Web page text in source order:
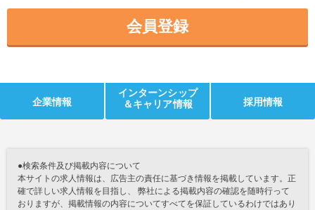
会員登録
企業情報
インターンシップ
＆キャリア情報
採用情報
●検索条件及び掲載内容について
本サイトの求人情報は、広告主の責任に基づき情報を掲載しています。正
確で詳しい求人情報を目指し、 弊社による掲載内容の確認を随時行って
おりますが、掲載情報の内容についてすべてを保証しているわけではあり